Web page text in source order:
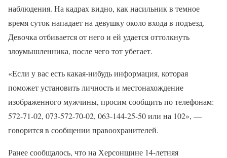
наблюдения. На кадрах видно, как насильник в темное
время суток нападает на девушку около входа в подъезд.
Девочка отбивается от него и ей удается оттолкнуть
злоумышленника, после чего тот убегает.
«Если у вас есть какая-нибудь информация, которая
поможет установить личность и местонахождение
изображенного мужчины, просим сообщить по телефонам:
572-71-02, 073-572-70-02, 063-144-25-50 или на 102», —
говорится в сообщении правоохранителей.
Ранее сообщалось, что на Херсонщине 14-летняя